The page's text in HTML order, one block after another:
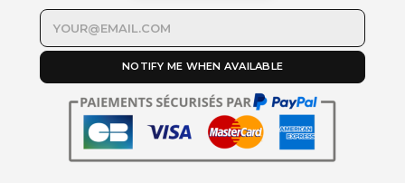
NOTIFY ME WHEN AVAILABLE